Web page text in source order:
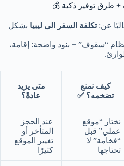
عن:تكلفة السفر الى ليبيا بشكل
“سقوف” + بنود واضحة: إقامة،
كيف نمنع
تضخمه؟ ✅
متى يزيد
عادةً؟
نختار “موقع
عملي” قبل
“فخامة” لا
تحتاجها
عند الحجز
المتأخر أو
تغيير الموقع
كثيرًا